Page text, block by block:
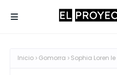
Inicio Gomorra Sophia Loren